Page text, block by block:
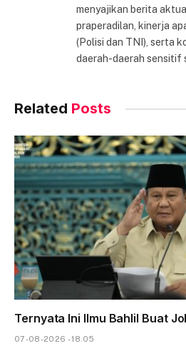
menyajikan berita
praperadilan, kinerja
(Polisi dan TNI), serta
daerah-daerah sensitif
Related Posts
Ternyata Ini Ilmu Bahlil Buat
07-08-2026 - 18.05